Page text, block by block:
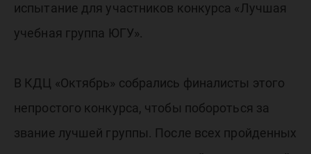
испытание для участников конкурса «Лучшая
учебная группа ЮГУ».
В КДЦ «Октябрь» собрались финалисты этого
непростого конкурса, чтобы побороться за
звание лучшей группы. После всех пройденных